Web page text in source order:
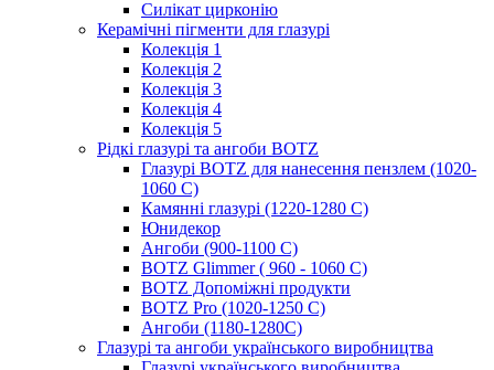
Силікат цирконію
Керамічні пігменти для глазурі
Колекція 1
Колекція 2
Колекція 3
Колекція 4
Колекція 5
Рідкі глазурі та ангоби BOTZ
Глазурі BOTZ для нанесення пензлем (1020-
1060 C)
Камянні глазурі (1220-1280 С)
Юнидекор
Ангоби (900-1100 С)
BOTZ Glimmer ( 960 - 1060 С)
BOTZ Допоміжні продукти
BOTZ Pro (1020-1250 C)
Ангоби (1180-1280С)
Глазурі та ангоби українського виробництва